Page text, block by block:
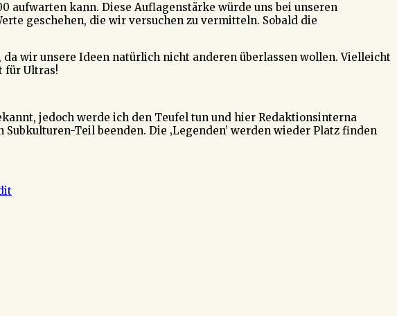
aufwarten kann. Diese Auflagenstärke würde uns bei unseren
geschehen, die wir versuchen zu vermitteln. Sobald die
wir unsere Ideen natürlich nicht anderen überlassen wollen. Vielleicht
für Ultras!
jedoch werde ich den Teufel tun und hier Redaktionsinterna
Teil beenden. Die ‚Legenden’ werden wieder Platz finden